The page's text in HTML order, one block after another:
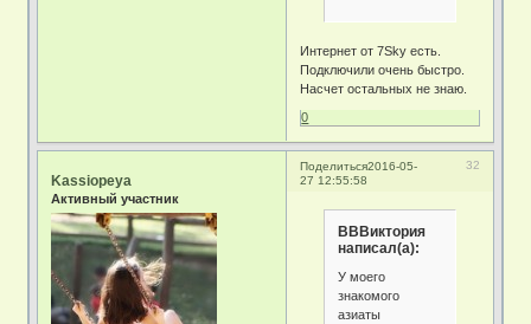
Интернет от 7Sky есть.
Подключили очень быстро.
Насчет остальных не знаю.
0
Поделиться 32
2016-05-
27 12:55:58
Kassiopeya
Активный участник
ВВВиктория
написал(а):
У моего
знакомого
азиаты